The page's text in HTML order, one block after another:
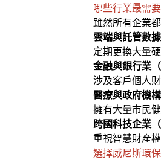
哪些行業最需
雖然所有企業
雲端與託管數
定期更換大量
金融與銀行業
涉及客戶個人
醫療與政府機
擁有大量市民
跨國科技企業
重視智慧財產
選擇威尼斯環